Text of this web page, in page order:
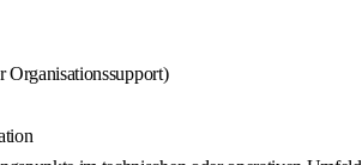
Organisationssupport)